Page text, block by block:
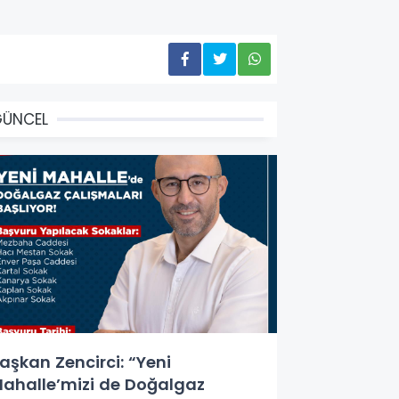
Zencirci: “Yeni
de Doğalgaz